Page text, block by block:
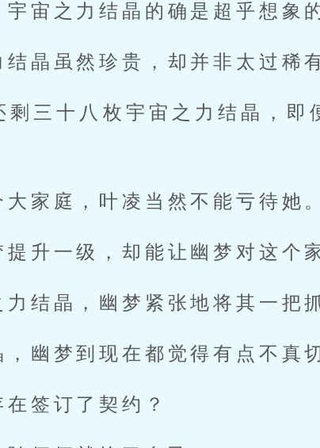
宙之力结晶的确是超乎想象
晶虽然珍贵，却并非太过稀
三十八枚宇宙之力结晶，即
家庭，叶凌当然不能亏待她。
升一级，却能让幽梦对这个
结晶，幽梦紧张地将其一把
幽梦到现在都觉得有点不真
签订了契约？